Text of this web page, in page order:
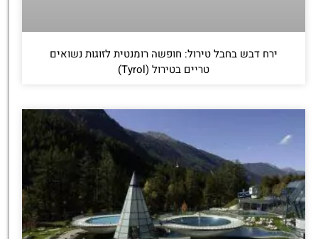
ירח דבש בחבל טירול: חופשה רומנטית לזוגות נשואים
טריים בטירול (Tyrol)